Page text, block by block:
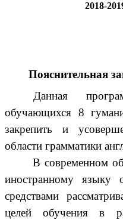
2018-
Пояснительная
Данная
обучающихся 8
закрепить и
области грамматики
В современном
иностранному языку
средствами
целей обучения в